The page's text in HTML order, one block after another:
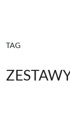
TAG